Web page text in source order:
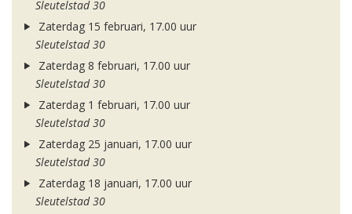
Sleutelstad 30
Zaterdag 15 februari, 17.00 uur
Sleutelstad 30
Zaterdag 8 februari, 17.00 uur
Sleutelstad 30
Zaterdag 1 februari, 17.00 uur
Sleutelstad 30
Zaterdag 25 januari, 17.00 uur
Sleutelstad 30
Zaterdag 18 januari, 17.00 uur
Sleutelstad 30